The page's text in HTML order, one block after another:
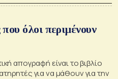
όλοι περιμένουν
για να μάθουν για την